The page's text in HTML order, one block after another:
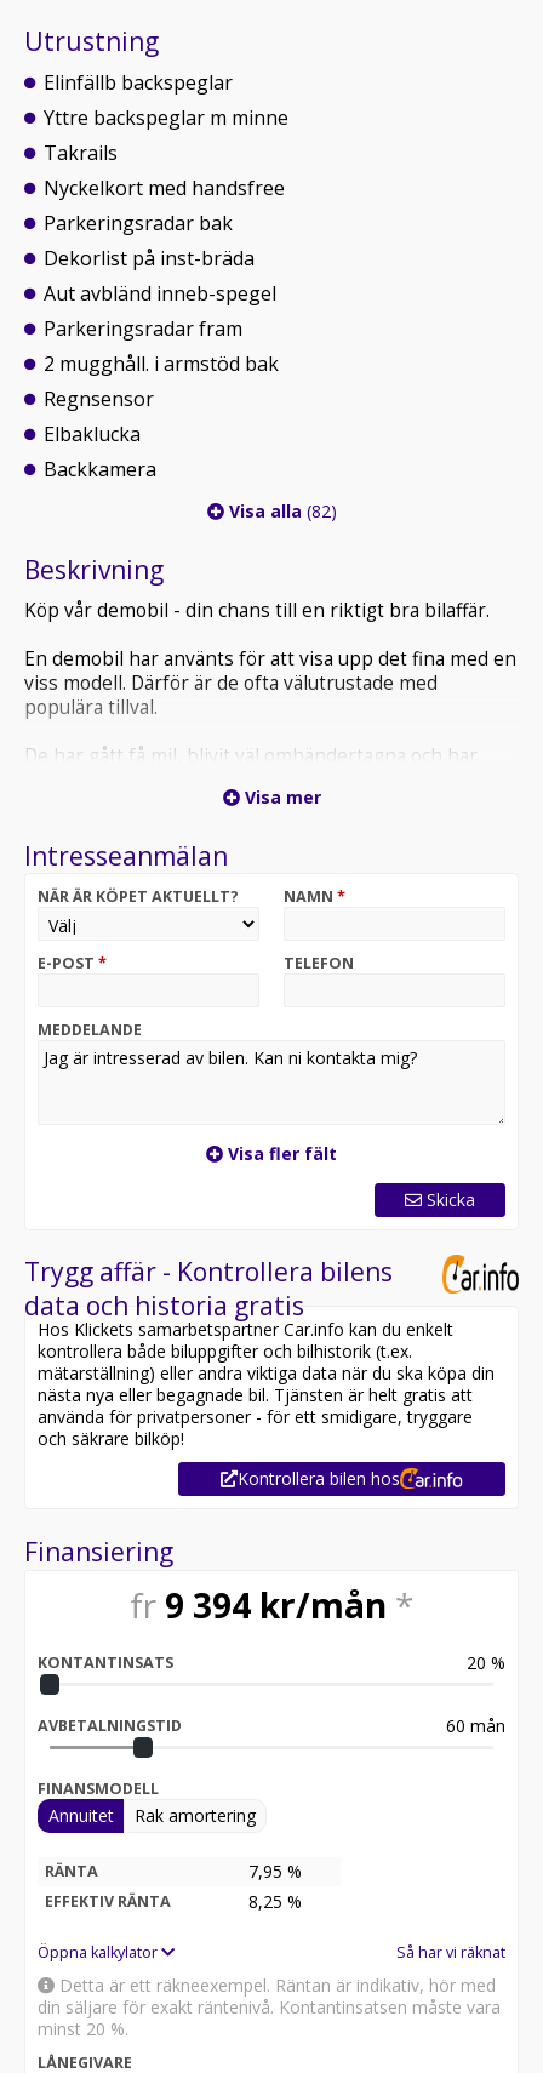
Utrustning
Elinfällb backspeglar
Yttre backspeglar m minne
Takrails
Nyckelkort med handsfree
Parkeringsradar bak
Dekorlist på inst-bräda
Aut avbländ inneb-spegel
Parkeringsradar fram
2 mugghåll. i armstöd bak
Regnsensor
Elbaklucka
Backkamera
Visa alla (82)
Beskrivning
Köp vår demobil - din chans till en riktigt bra bilaffär.
En demobil har använts för att visa upp det fina med en
viss modell. Därför är de ofta välutrustade med
populära tillval.
De har gått få mil, blivit väl omhändertagna och har
rabatter på våra demobilar, så här får du väldigt mycket
miltalet. Vinterhjul ingår ej. Kontakta oss för aktuell
mätarställning.
Renault Scenic E Tech Electric esprit Alpine kombinerar
utrymmen för fem personer. Den långa elräckvidden
gör vardagen enkel och passar lika bra för pendling
som för längre resor utan räckviddsstress.
tillsammans med automatisk växellåda för maximal
komfort. Regenerativ bromsning och ECO läge hjälper
till att optimera energiförbrukningen och
värmepumpen bidrar till effektiv uppvärmning även
Utrustningen är skapad för trygghet och bekvämlighet
med adaptiv farthållare, filhållningsassistans,
dödavinkelvarning och aktiv nödbroms. 360 graders
kamera, parkeringsradar runt om och elbaklucka gör
varje manöver smidig i både stad och på trånga
parkeringar.
Invändigt möts du av openR skärmar med Google
Maps, Google Assistant och Harman Kardon
möjligheten att börja ditt ägande utan kompromisser –
Visa mer
Intresseanmälan
NÄR ÄR KÖPET AKTUELLT? NAMN *
E-POST * TELEFON
MEDDELANDE
Visa fler fält
Skicka
Trygg affär - Kontrollera bilens
data och historia gratis
Hos Klickets samarbetspartner Car.info kan du enkelt
kontrollera både biluppgifter och bilhistorik (t.ex.
mätarställning) eller andra viktiga data när du ska köpa din
nästa nya eller begagnade bil. Tjänsten är helt gratis att
använda för privatpersoner - för ett smidigare, tryggare
och säkrare bilköp!
Kontrollera bilen hos
Finansiering
fr 9 394 kr/mån *
KONTANTINSATS 20 %
AVBETALNINGSTID 60 mån
FINANSMODELL
Annuitet Rak amortering
RÄNTA 7,95 %
EFFEKTIV RÄNTA 8,25 %
Öppna kalkylator Så har vi räknat
Detta är ett räkneexempel. Räntan är indikativ, hör med
din säljare för exakt räntenivå. Kontantinsatsen måste vara
minst 20 %.
LÅNEGIVARE